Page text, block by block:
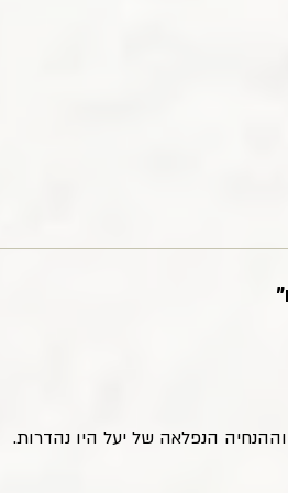
הנפלאה של יעל היו נהדרות.